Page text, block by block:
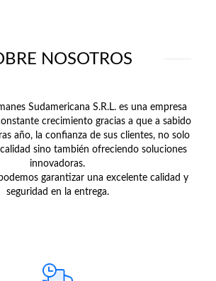
NOSOTROS
Sudamericana S.R.L. es una empresa
crecimiento gracias a que a sabido
año, la confianza de sus clientes, no solo
sino también ofreciendo soluciones
innovadoras.
garantizar una excelente calidad y
seguridad en la entrega.